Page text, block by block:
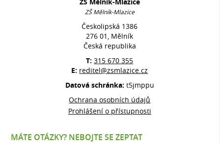
ZŠ Mělník-Mlazice
Českolipská 1386
276 01, Mělník
Česká republika
T:315 670 355
E: reditel@zsmlazice.cz
Datová schránka: t5jmppu
Ochrana osobních údajů
Prohlášení o přístupnosti
MÁTE OTÁZKY? NEBOJTE SE ZEPTAT